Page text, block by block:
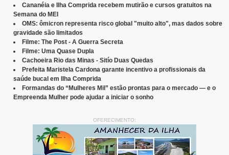
Cananéia e Ilha Comprida recebem mutirão e cursos gratuitos na
Semana do MEI
OMS: ômicron representa risco global "muito alto", mas dados sobre
gravidade são limitados
Filme: The Post - A Guerra Secreta
Filme: Uma Quase Dupla
Cachoeira Rio das Minas - Sitío Duas Quedas
Prefeita Maristela Cardona garante incentivo a profissionais da
saúde bucal em Ilha Comprida
Formandas do “Mulheres Mil” estão prontas para o mercado — e o
Empreenda Mulher pode ajudar a iniciar o sonho
OFERECIMENTO: